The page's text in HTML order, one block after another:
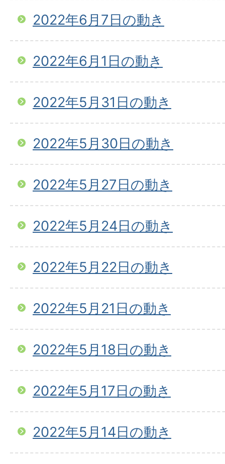
2022年6月7日の動き
2022年6月1日の動き
2022年5月31日の動き
2022年5月30日の動き
2022年5月27日の動き
2022年5月24日の動き
2022年5月22日の動き
2022年5月21日の動き
2022年5月18日の動き
2022年5月17日の動き
2022年5月14日の動き